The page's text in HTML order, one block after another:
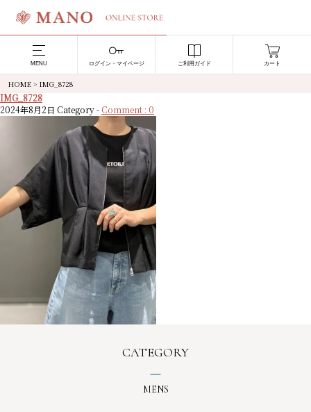
MENU ログイン・マイページ ご利用ガイド カート
HOME > IMG_8728
IMG_8728
2024年8月2日 Category - Comment : 0
CATEGORY
MENS